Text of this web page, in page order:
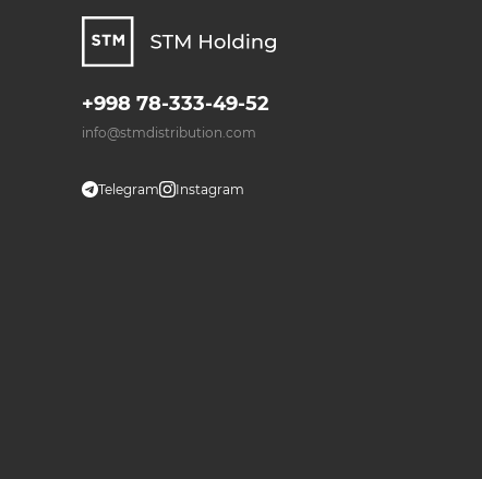
+998 78-333-49-52
info@stmdistribution.com
Telegram Instagram